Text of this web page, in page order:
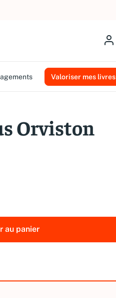
la recherche
Valoriser mes livres
Orviston
au panier